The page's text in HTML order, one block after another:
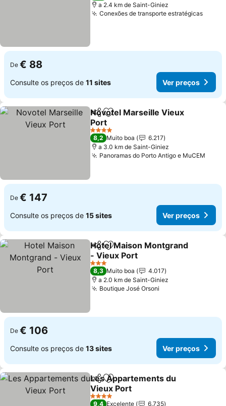
a 2.4 km de Saint-Giniez
Conexões de transporte estratégicas
De € 88
Consulte os preços de 11 sites Ver preços
PartilharAdicionar aos favoritos
Novotel Marseille Vieux
Port
4 Estrelas
8,2 Muito boa
6.217
a 3.0 km de Saint-Giniez
Panoramas do Porto Antigo e MuCEM
De € 147
Consulte os preços de 15 sites Ver preços
PartilharAdicionar aos favoritos
Hotel Maison Montgrand
- Vieux Port
3 Estrelas
8,3 Muito boa
4.017
a 2.0 km de Saint-Giniez
Boutique José Orsoni
De € 106
Consulte os preços de 13 sites Ver preços
PartilharAdicionar aos favoritos
Les Appartements du
Vieux Port
4 Estrelas
9,4 Excelente 6.735